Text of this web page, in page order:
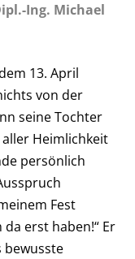
Ing. Michael
13. April
von der
seine Tochter
Heimlichkeit
persönlich
Fest
erst haben!“ Er
bewusste